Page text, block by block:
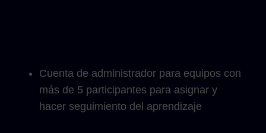
Cuenta de administrador para equipos con
más de 5 participantes para asignar y
hacer seguimiento del aprendizaje